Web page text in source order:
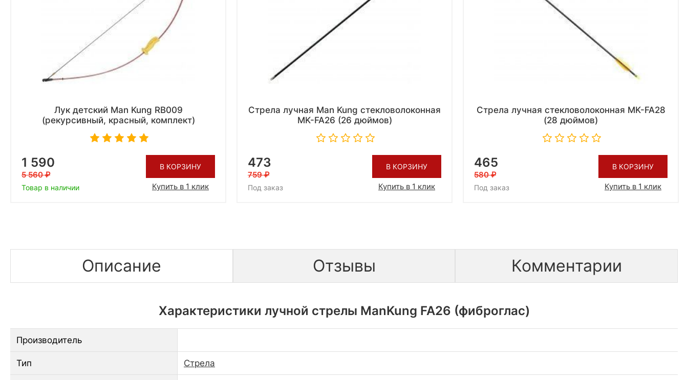
Лук детский Man Kung RB009
(рекурсивный, красный, комплект)
1 590
5 560
Товар в наличии
В КОРЗИНУ
Купить в 1 клик
Стрела лучная Man Kung стекловолоконная
MK-FA26 (26 дюймов)
473
759
Под заказ
В КОРЗИНУ
Купить в 1 клик
Стрела лучная стекловолоконная MK-FA28
(28 дюймов)
465
580
Под заказ
В КОРЗИНУ
Купить в 1 клик
Описание Отзывы Комментарии
Характеристики лучной стрелы ManKung FA26 (фиброглас)
Производитель
Тип Стрела